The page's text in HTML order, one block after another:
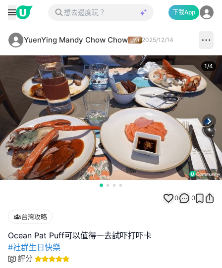
下載App
YuenYing Mandy Chow Chow 2025/12/14
1/4
0 0
台灣攻略
#社群生日快樂
評分